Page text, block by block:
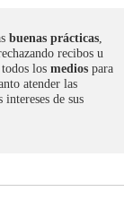
buenas prácticas,
recibos u
los medios para
atender las
de sus